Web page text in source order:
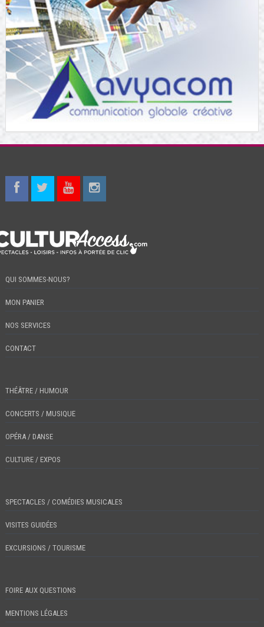
QUI SOMMES-NOUS?
MON PANIER
NOS SERVICES
CONTACT
THÉÂTRE / HUMOUR
CONCERTS / MUSIQUE
OPÉRA / DANSE
CULTURE / EXPOS
SPECTACLES / COMÉDIES MUSICALES
VISITES GUIDÉES
EXCURSIONS / TOURISME
FOIRE AUX QUESTIONS
MENTIONS LÉGALES